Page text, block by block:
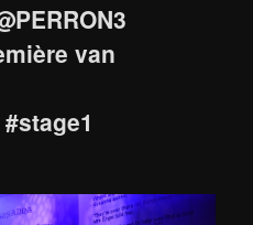
van